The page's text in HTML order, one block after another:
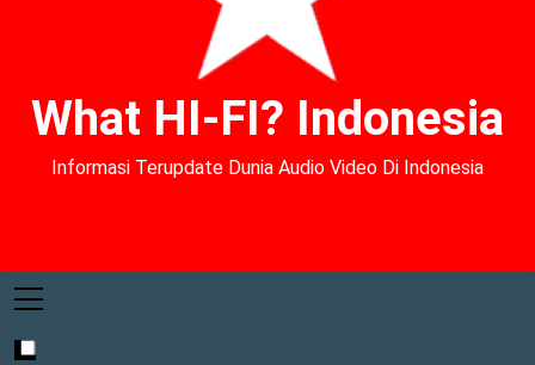
What HI-FI? Indonesia
Informasi Terupdate Dunia Audio Video Di Indonesia